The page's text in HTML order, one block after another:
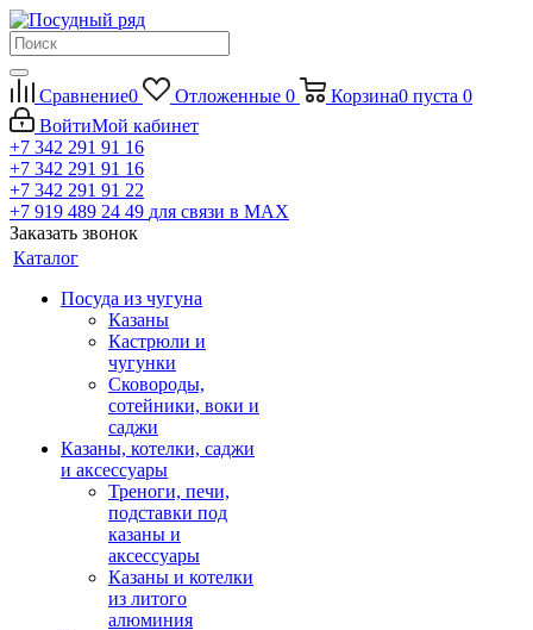
Сравнение0 Отложенные 0 Корзина0 пуста 0
ВойтиМой кабинет
+7 342 291 91 16
+7 342 291 91 16
+7 342 291 91 22
+7 919 489 24 49 для связи в МАХ
Заказать звонок
Каталог
Посуда из чугуна
Казаны
Кастрюли и
чугунки
Сковороды,
сотейники, воки и
саджи
Казаны, котелки, саджи
и аксессуары
Треноги, печи,
подставки под
казаны и
аксессуары
Казаны и котелки
из литого
алюминия